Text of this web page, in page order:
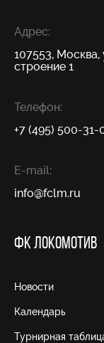
Адрес:
107553, Москва,
строение 1
Телефон:
+7 (495) 500-31-
E-mail:
info@fсlm.ru
ФК ЛОКОМОТИВ
Новости
Календарь
Турнирная